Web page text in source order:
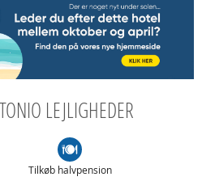
LEJLIGHEDER
Tilkøb halvpension